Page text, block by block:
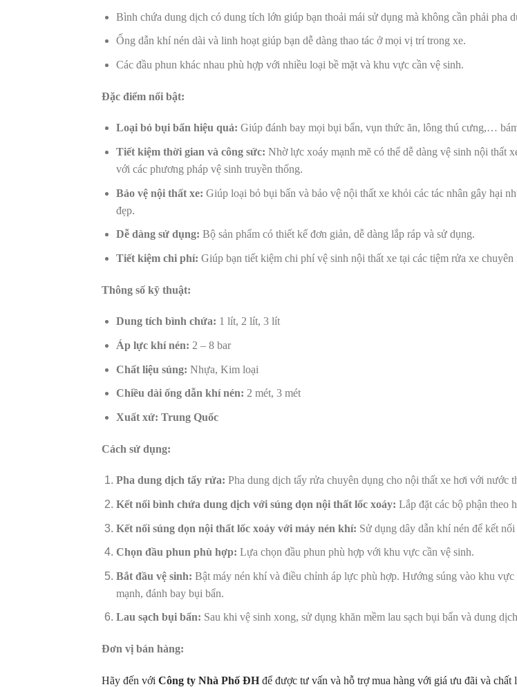
Bình chứa dung dịch có dung tích lớn giúp bạn thoải mái sử dụng mà không cần phải pha
Ống dẫn khí nén dài và linh hoạt giúp bạn dễ dàng thao tác ở mọi vị trí trong xe.
Các đầu phun khác nhau phù hợp với nhiều loại bề mặt và khu vực cần vệ sinh.
Đặc điểm nổi bật:
Loại bỏ bụi bẩn hiệu quả: Giúp đánh bay mọi bụi bẩn, vụn thức ăn, lông thú cưng,…
Tiết kiệm thời gian và công sức: Nhờ lực xoáy mạnh mẽ có thể dễ dàng vệ sinh nội thất
với các phương pháp vệ sinh truyền thống.
Bảo vệ nội thất xe: Giúp loại bỏ bụi bẩn và bảo vệ nội thất xe khỏi các tác nhân gây hại
đẹp.
Dễ dàng sử dụng: Bộ sản phẩm có thiết kế đơn giản, dễ dàng lắp ráp và sử dụng.
Tiết kiệm chi phí: Giúp bạn tiết kiệm chi phí vệ sinh nội thất xe tại các tiệm rửa xe chuyên
Thông số kỹ thuật:
Dung tích bình chứa: 1 lít, 2 lít, 3 lít
Áp lực khí nén: 2 – 8 bar
Chất liệu súng: Nhựa, Kim loại
Chiều dài ống dẫn khí nén: 2 mét, 3 mét
Xuất xứ: Trung Quốc
Cách sử dụng:
Pha dung dịch tẩy rửa: Pha dung dịch tẩy rửa chuyên dụng cho nội thất xe hơi với nước
Kết nối bình chứa dung dịch với súng dọn nội thất lốc xoáy: Lắp đặt các bộ phận theo
Kết nối súng dọn nội thất lốc xoáy với máy nén khí: Sử dụng dây dẫn khí nén để kết
Chọn đầu phun phù hợp: Lựa chọn đầu phun phù hợp với khu vực cần vệ sinh.
Bắt đầu vệ sinh: Bật máy nén khí và điều chỉnh áp lực phù hợp. Hướng súng vào khu
mạnh, đánh bay bụi bẩn.
Lau sạch bụi bẩn: Sau khi vệ sinh xong, sử dụng khăn mềm lau sạch bụi bẩn và dung
Đơn vị bán hàng:
Hãy đến với Công ty Nhà Phố ĐH để được tư vấn và hỗ trợ mua hàng với giá ưu đãi và